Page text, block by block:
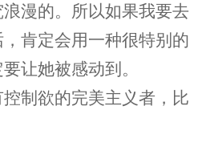
漫的。所以如果我要去
肯定会用一种很特别的
让她被感动到。
欲的完美主义者，比